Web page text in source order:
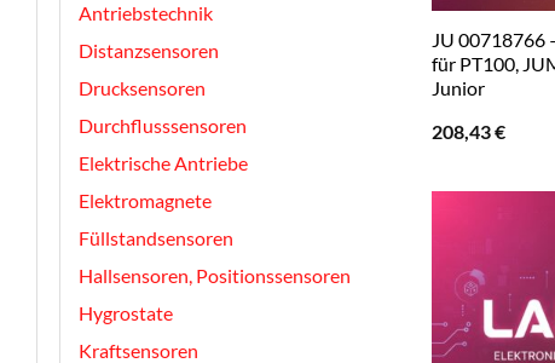
Antriebstechnik
Distanzsensoren
Drucksensoren
Durchflusssensoren
Elektrische Antriebe
Elektromagnete
Füllstandsensoren
Hallsensoren, Positionssensoren
Hygrostate
Kraftsensoren
JU 00718766
für PT100,
Junior
208,43€